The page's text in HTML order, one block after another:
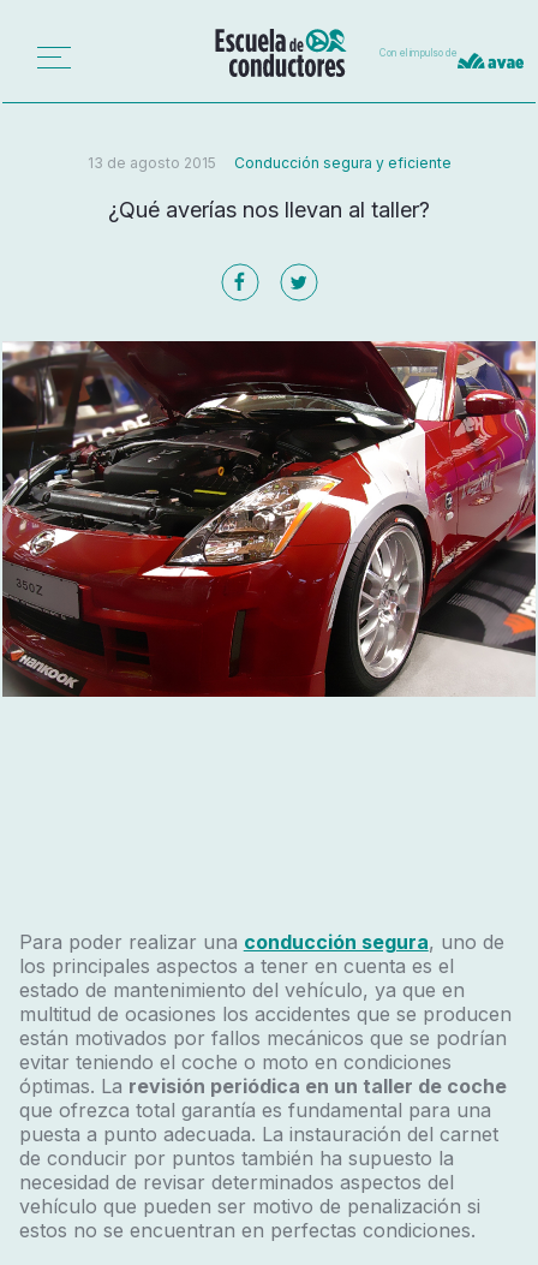
Con el impulso de
13 de agosto 2015 Conducción segura y eficiente
¿Qué averías nos llevan al taller?
Para poder realizar una conducción segura, uno de
los principales aspectos a tener en cuenta es el
estado de mantenimiento del vehículo, ya que en
multitud de ocasiones los accidentes que se producen
están motivados por fallos mecánicos que se podrían
evitar teniendo el coche o moto en condiciones
óptimas. La revisión periódica en un taller de coche
que ofrezca total garantía es fundamental para una
puesta a punto adecuada. La instauración del carnet
de conducir por puntos también ha supuesto la
necesidad de revisar determinados aspectos del
vehículo que pueden ser motivo de penalización si
estos no se encuentran en perfectas condiciones.